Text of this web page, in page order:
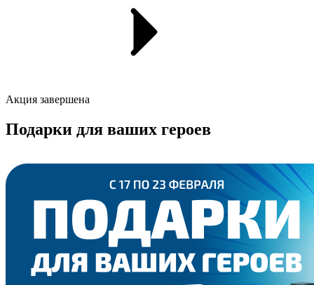
Акция завершена
Подарки для ваших героев